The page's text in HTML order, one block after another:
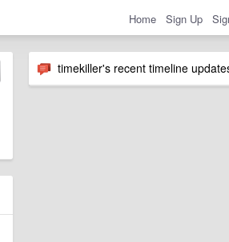
Home Sign Up
timekiller's recent timeline